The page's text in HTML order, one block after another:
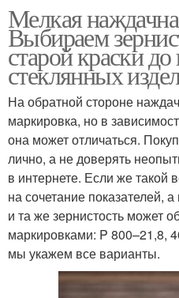
Мелкая
Выбираем
старой краски
стеклянных
На обратной стороне
маркировка, но в
она может отличаться.
лично, а не доверять
в интернете. Если же такой
на сочетание показателей,
и та же зернистость может
маркировками: P 800–21,8,
мы укажем все варианты.